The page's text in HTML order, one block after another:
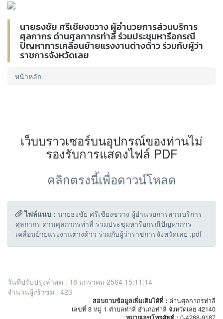
นายธงชัย ศรีเชียงขวาง ผู้อำนวยการส่วนบริการ
ศุลกากร ด่านศุลกากรท่าลี่ ร่วมประชุมหารือกรณี
ปัญหาการเคลื่อนย้ายแรงงานต่างด้าว ร่วมกับผู้ว่า
ราชการจังหวัดเลย
หน้าหลัก
เว็บบราวเซอร์บนอุปกรณ์ของท่านไม่
รองรับการแสดงไฟล์ PDF
คลิกตรงนี้เพื่อดาวน์โหลด
ไฟล์แนบ : นายธงชัย ศรีเชียงขวาง ผู้อำนวยการส่วนบริการ
ศุลกากร ด่านศุลกากรท่าลี่ ร่วมประชุมหารือกรณีปัญหาการ
เคลื่อนย้ายแรงงานต่างด้าว ร่วมกับผู้ว่าราชการจังหวัดเลย .pdf
วันที่ปรับปรุงล่าสุด : 18 มกราคม 2564 15:11:14
จำนวนผู้เข้าชม : 423
สอบถามข้อมูลเพิ่มเติมได้ที่ : ด่านศุลกากรท่าลี่
เลขที่ 8 หมู่ 1 ตำบลท่าลี่ อำเภอท่าลี่ จังหวัดเลย 42140